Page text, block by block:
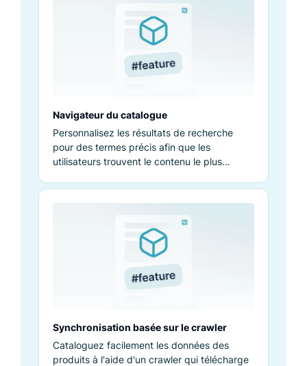
Navigateur du catalogue
Personnalisez les résultats de recherche
pour des termes précis afin que les
utilisateurs trouvent le contenu le plus
Synchronisation basée sur le crawler
Cataloguez facilement les données des
produits à l'aide d'un crawler qui télécharge